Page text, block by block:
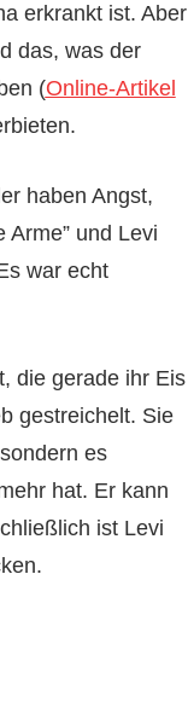
erkrankt ist. Aber
das, was der
(Online-Artikel
haben Angst,
und Levi
war echt
die gerade ihr Eis
gestreichelt. Sie
es
hat. Er kann
ist Levi